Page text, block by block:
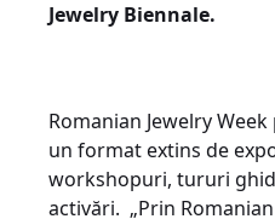
Jewelry Biennale.
Romanian Jewelry
un format extins de
workshopuri, tururi
activări. „Prin Romanian